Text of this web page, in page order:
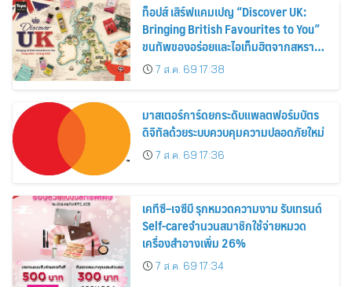
ท็อปส์ เสิร์ฟแคมเปญ “Discover UK:
Bringing British Favourites to You”
ขนทัพของอร่อยและไอเท็มฮิตจากสหราช
อาณาจักร ส่งตรงถึงมือตั้งแต่วันนี้ – 18
สิงหาคมนี้
7 ส.ค. 69 17:38
มาสเตอร์การ์ดยกระดับแพลตฟอร์มบัตร
ดิจิทัลด้วยระบบควบคุมความปลอดภัยใหม่
7 ส.ค. 69 17:36
เคทีซี–เจซีบี รุกหมวดความงาม รับเทรนด์
Self-careจำนวนสมาชิกใช้จ่ายหมวด
เครื่องสำอางเพิ่ม 26%
7 ส.ค. 69 17:34